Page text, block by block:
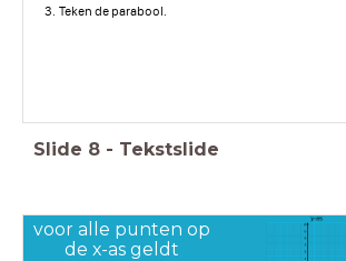
Teken de parabool.
Slide 8 - Tekstslide
voor alle punten op
de x-as geldt